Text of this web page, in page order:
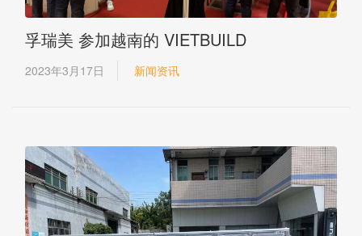
孚瑞美 参加越南的 VIETBUILD
2023年3月17日 新闻资讯